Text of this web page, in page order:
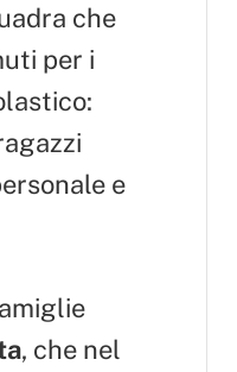
che
per i
e
, che nel